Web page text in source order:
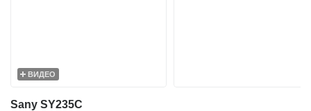
ВИДЕО
Sany SY235C